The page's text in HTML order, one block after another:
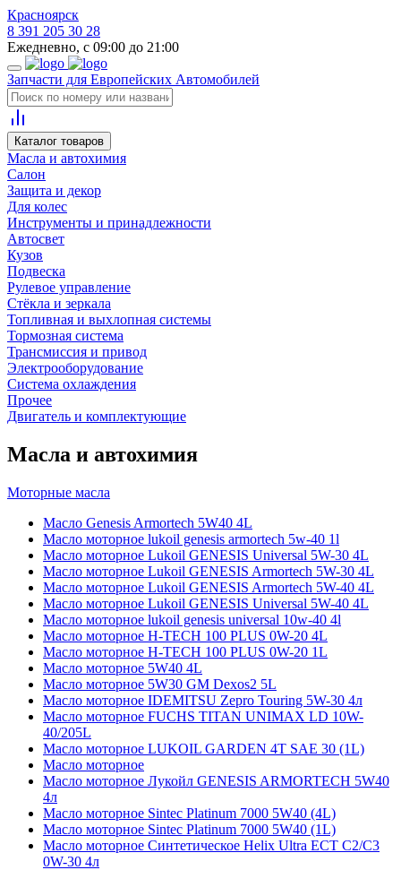
Красноярск
8 391 205 30 28
Ежедневно, с 09:00 до 21:00
Запчасти для Европейских Автомобилей
Каталог товаров
Масла и автохимия
Салон
Защита и декор
Для колес
Инструменты и принадлежности
Автосвет
Кузов
Подвеска
Рулевое управление
Стёкла и зеркала
Топливная и выхлопная системы
Тормозная система
Трансмиссия и привод
Электрооборудование
Система охлаждения
Прочее
Двигатель и комплектующие
Масла и автохимия
Моторные масла
Масло Genesis Armortech 5W40 4L
Масло моторное lukoil genesis armortech 5w-40 1l
Масло моторное Lukoil GENESIS Universal 5W-30 4L
Масло моторное Lukoil GENESIS Armortech 5W-30 4L
Масло моторное Lukoil GENESIS Armortech 5W-40 4L
Масло моторное Lukoil GENESIS Universal 5W-40 4L
Масло моторное lukoil genesis universal 10w-40 4l
Масло моторное H-TECH 100 PLUS 0W-20 4L
Масло моторное H-TECH 100 PLUS 0W-20 1L
Масло моторное 5W40 4L
Масло моторное 5W30 GM Dexos2 5L
Масло моторное IDEMITSU Zepro Touring 5W-30 4л
Масло моторное FUCHS TITAN UNIMAX LD 10W-
40/205L
Масло моторное LUKOIL GARDEN 4Т SAE 30 (1L)
Масло моторное
Масло моторное Лукойл GENESIS ARMORTECH 5W40
4л
Масло моторное Sintec Platinum 7000 5W40 (4L)
Масло моторное Sintec Platinum 7000 5W40 (1L)
Масло моторное Синтетическое Helix Ultra ECT C2/C3
0W-30 4л